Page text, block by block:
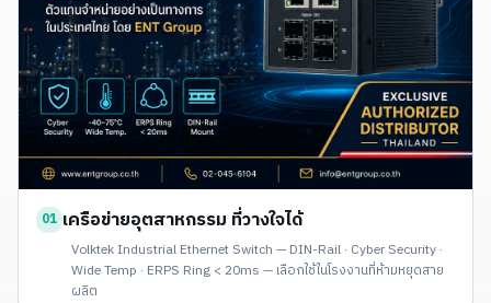
01 เครือข่ายอุตสาหกรรม ที่วางใจได้
Volktek Industrial Ethernet Switch — DIN-Rail · Cyber Security ·
Wide Temp · ERPS Ring < 20ms — เลือกใช้ในโรงงานที่ห้ามหยุดสาย
ผลิต